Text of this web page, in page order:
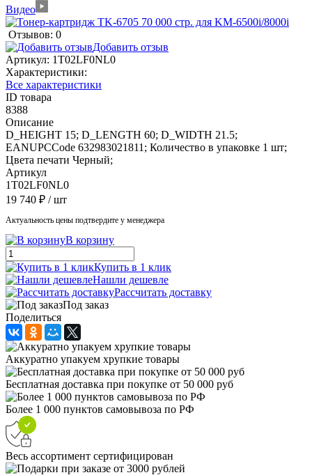
Видео
Отзывов: 0
Добавить отзыв
Артикул: 1T02LF0NL0
Характеристики:
Все характеристики
ID товара
8388
Описание
D_HEIGHT 15; D_LENGTH 60; D_WIDTH 21.5;
EANUPCCode 632983021811; Количество в упаковке 1 шт;
Цвета печати Черный;
Артикул
1T02LF0NL0
19 740 ₽ / шт
Актуальность цены подтвердите у менеджера
В корзину
Купить в 1 клик
Нашли дешевле
Рассчитать доставку
Под заказ
Поделиться
Аккуратно упакуем хрупкие товары
Бесплатная доставка при покупке от 50 000 руб
Более 1 000 пунктов самовывоза по РФ
Весь ассортимент сертифицирован